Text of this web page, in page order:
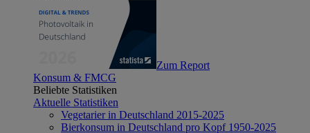
Zum Report
Konsum & FMCG
Beliebte Statistiken
Aktuelle Statistiken
Vegetarier in Deutschland 2015-2025
Bierkonsum in Deutschland pro Kopf 1950-2025